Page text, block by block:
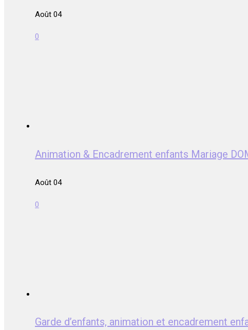
Août 04
0
Animation & Encadrement enfants Mariage
Août 04
0
Garde d’enfants, animation et encadrement